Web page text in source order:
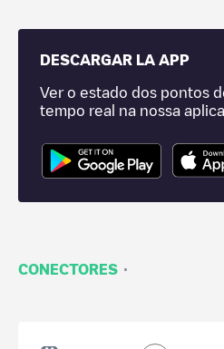
DESCARGAR LA APP
Ver o estado dos pontos
tempo real na nossa
CONECTORES ·